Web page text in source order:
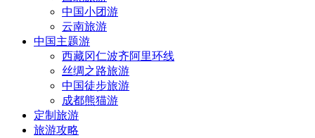
中国小团游
云南旅游
中国主题游
西藏冈仁波齐阿里环线
丝绸之路旅游
中国徒步旅游
成都熊猫游
定制旅游
旅游攻略